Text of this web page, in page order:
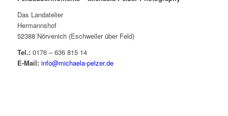
Das Landatelier
Hermannshof
52388 Nörvenich (Eschweiler über Feld)
Tel.:0176 – 636 815 14
E-Mail: info@michaela-pelzer.de